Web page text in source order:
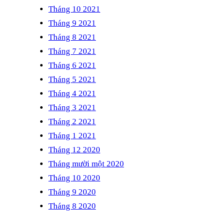
Tháng 10 2021
Tháng 9 2021
Tháng 8 2021
Tháng 7 2021
Tháng 6 2021
Tháng 5 2021
Tháng 4 2021
Tháng 3 2021
Tháng 2 2021
Tháng 1 2021
Tháng 12 2020
Tháng mười một 2020
Tháng 10 2020
Tháng 9 2020
Tháng 8 2020